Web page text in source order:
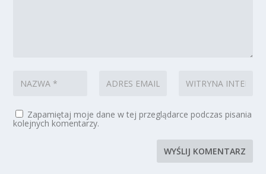
Zapamiętaj moje dane w tej przeglądarce podczas pisania
kolejnych komentarzy.